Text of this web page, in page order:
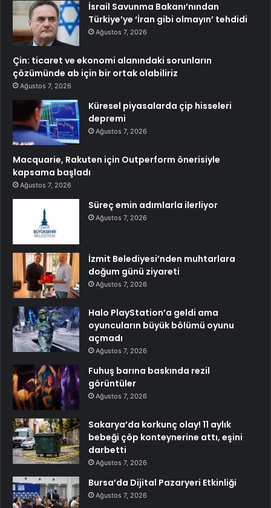
İsrail Savunma Bakanı’nından
Türkiye’ye ‘İran gibi olmayın’ tehdidi
Ağustos 7, 2026
Çin: ticaret ve ekonomi alanındaki sorunların
çözümünde ab için bir ortak olabiliriz
Ağustos 7, 2026
Küresel piyasalarda çip hisseleri
depremi
Ağustos 7, 2026
Macquarie, Rakuten için Outperform önerisiyle
kapsama başladı
Ağustos 7, 2026
Süreç emin adımlarla ilerliyor
Ağustos 7, 2026
İzmit Belediyesi’nden muhtarlara
doğum günü ziyareti
Ağustos 7, 2026
Halo PlayStation’a geldi ama
oyuncuların büyük bölümü oyunu
açmadı
Ağustos 7, 2026
Fuhuş barına baskında rezil
görüntüler
Ağustos 7, 2026
Sakarya’da korkunç olay! 11 aylık
bebeği çöp konteynerine attı, eşini
darbetti
Ağustos 7, 2026
Bursa’da Dijital Pazaryeri Etkinliği
Ağustos 7, 2026